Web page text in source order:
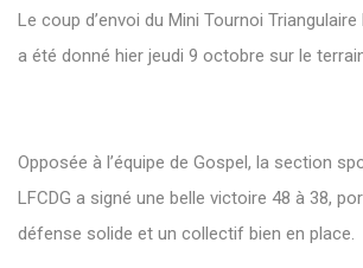
Le coup d’envoi du Mini Tournoi
a été donné hier jeudi 9 octobre sur le
Opposée à l’équipe de Gospel, la section
LFCDG a signé une belle victoire 48 à 38,
défense solide et un collectif bien en place.